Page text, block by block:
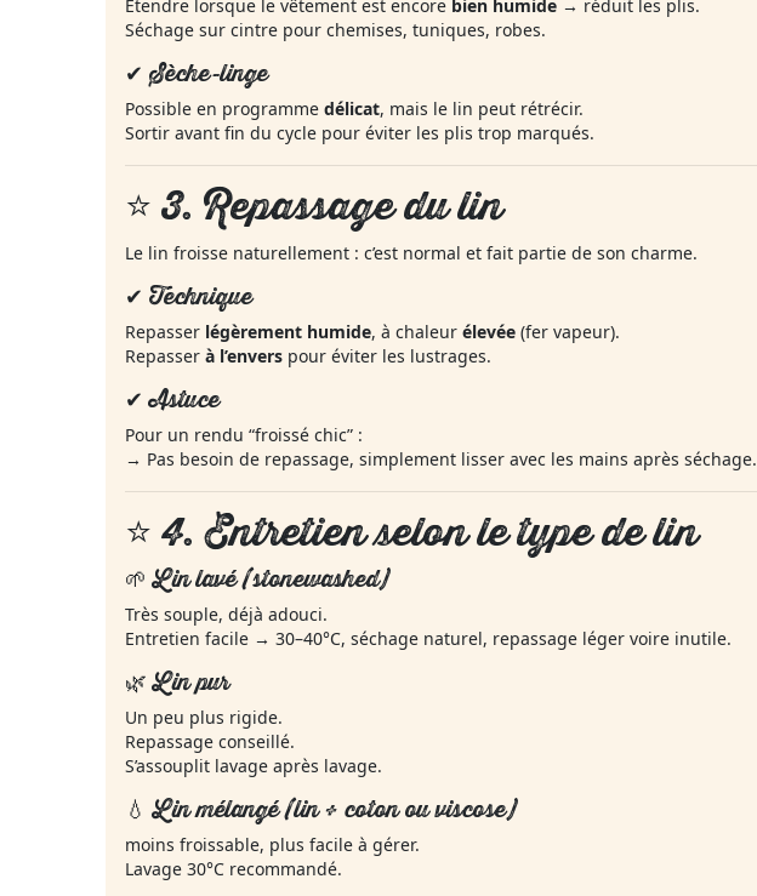
Étendre lorsque le vêtement est encore bien humide → réduit les plis.
Séchage sur cintre pour chemises, tuniques, robes.
✔ Sèche-linge
Possible en programme délicat, mais le lin peut rétrécir.
Sortir avant fin du cycle pour éviter les plis trop marqués.
⭐ 3. Repassage du lin
Le lin froisse naturellement : c’est normal et fait partie de son charme.
✔ Technique
Repasser légèrement humide, à chaleur élevée (fer vapeur).
Repasser à l’envers pour éviter les lustrages.
✔ Astuce
Pour un rendu “froissé chic” :
→ Pas besoin de repassage, simplement lisser avec les mains après séchage.
⭐ 4.Entretien selon le type de lin
🌱 Lin lavé (stonewashed)
Très souple, déjà adouci.
Entretien facile → 30–40°C, séchage naturel, repassage léger voire inutile.
🌿 Lin pur
Un peu plus rigide.
Repassage conseillé.
S’assouplit lavage après lavage.
💧 Lin mélangé (lin + coton ou viscose)
moins froissable, plus facile à gérer.
Lavage 30°C recommandé.